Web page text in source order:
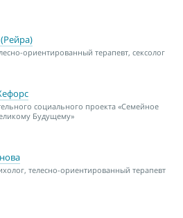
ориентированный терапевт, сексолог
социального проекта «Семейное
Будущему»
телесно-ориентированный терапевт